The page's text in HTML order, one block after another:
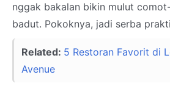
nggak bakalan bikin mulut
badut. Pokoknya, jadi serba
Related: 5 Restoran Favorit di
Avenue